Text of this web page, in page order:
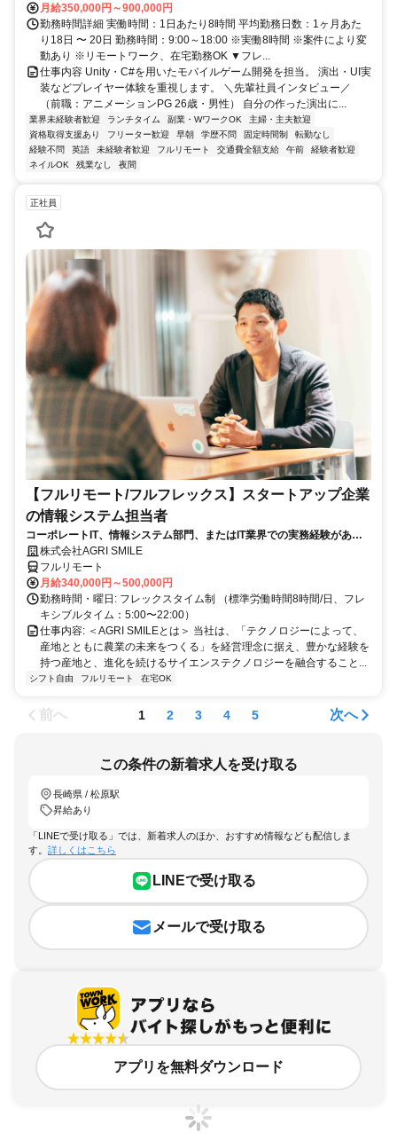
月給350,000円～900,000円
勤務時間詳細 実働時間：1日あたり8時間 平均勤務日数：1ヶ月あた
り18日 〜 20日 勤務時間：9:00～18:00 ※実働8時間 ※案件により変
動あり ※リモートワーク、在宅勤務OK ▼フレ...
仕事内容 Unity・C#を用いたモバイルゲーム開発を担当。 演出・UI実
装などプレイヤー体験を重視します。 ＼先輩社員インタビュー／
（前職：アニメーションPG 26歳・男性） 自分の作った演出に...
業界未経験者歓迎 ランチタイム 副業・WワークOK
主婦・主夫歓迎
資格取得支援あり
フリーター歓迎 早朝 学歴不問 固定時間制
転勤なし
経験不問
英語 未経験者歓迎 フルリモート 交通費全額支給 午前
経験者歓迎
ネイルOK
残業なし 夜間
正社員
【フルリモート/フルフレックス】スタートアップ企業
の情報システム担当者
コーポレートIT、情報システム部門、またはIT業界での実務経験がある
方、大歓迎！
株式会社AGRI SMILE
フルリモート
月給340,000円～500,000円
勤務時間・曜日: フレックスタイム制 （標準労働時間8時間/日、フレ
キシブルタイム：5:00〜22:00）
仕事内容: ＜AGRI SMILEとは＞ 当社は、「テクノロジーによって、
産地とともに農業の未来をつくる」を経営理念に据え、豊かな経験を
持つ産地と、進化を続けるサイエンステクノロジーを融合すること...
シフト自由 フルリモート 在宅OK
前へ 1 2 3 4 5 次へ
この条件の新着求人を受け取る
長崎県 / 松原駅
昇給あり
「LINEで受け取る」では、新着求人のほか、おすすめ情報なども配信しま
す。 詳しくはこちら
LINEで受け取る
メールで受け取る
アプリを無料ダウンロード